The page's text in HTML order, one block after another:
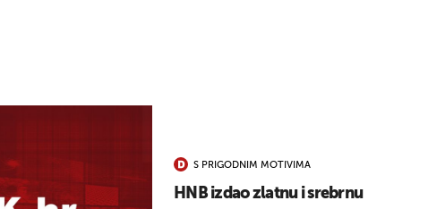
S PRIGODNIM MOTIVIMA
HNB izdao zlatnu i srebrnu